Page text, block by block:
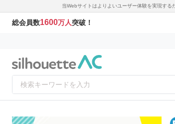
当Webサイトはよりよいユーザー体験を実現す
総会員数1600万人突破！